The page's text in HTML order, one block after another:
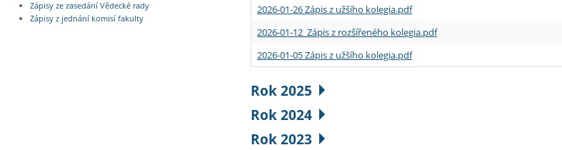
Zápisy ze zasedání Vědecké rady
Zápisy z jednání komisí fakulty
2026-01-26 Zápis z užšího kolegia.pdf
2026-01-12 Zápis z rozšířeného kolegia.pdf
2026-01-05 Zápis z užšího kolegia.pdf
Rok 2025
Rok 2024
Rok 2023